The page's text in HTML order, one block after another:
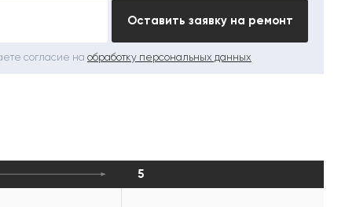
Оставить заявку на ремонт
согласие на обработку персональных данных
5